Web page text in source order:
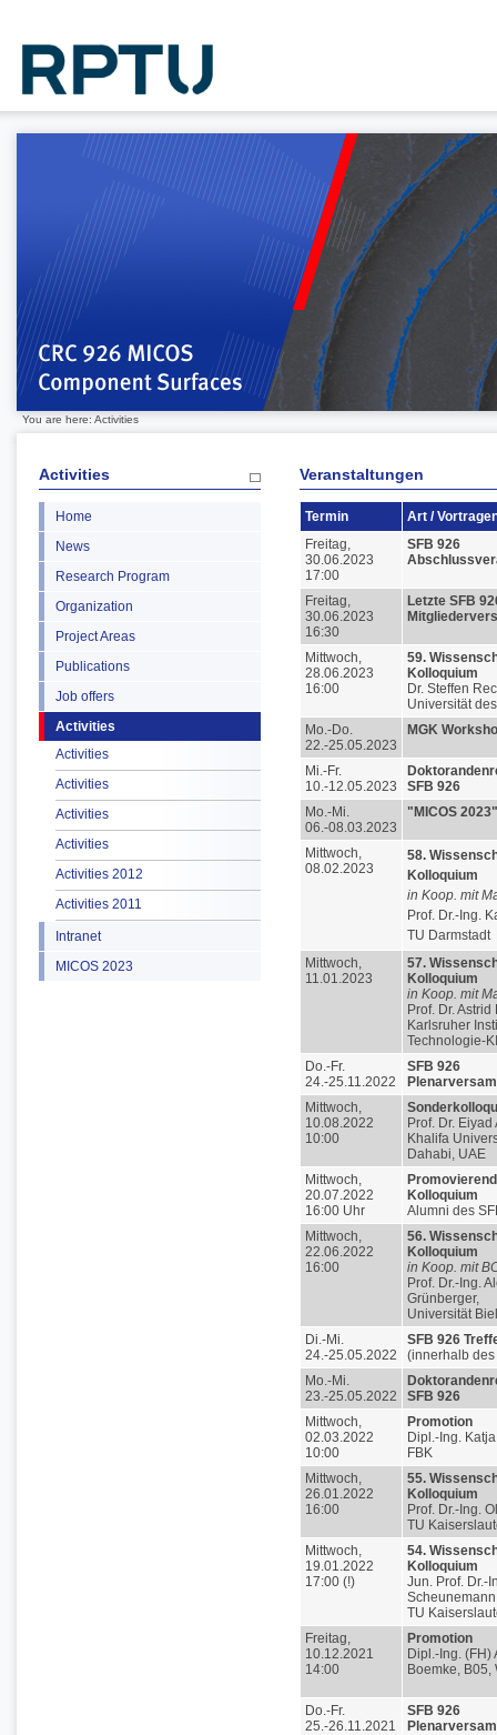
You are here: Activities
Activities
Home
News
Research Program
Organization
Project Areas
Publications
Job offers
Activities
Activities
Activities
Activities
Activities
Activities 2012
Activities 2011
Intranet
MICOS 2023
Veranstaltungen
Termin
Art /
Freitag,
30.06.2023
17:00
SFB 926
Freitag,
30.06.2023
16:30
Letzte SFB
Mittwoch,
28.06.2023
16:00
59.
Kolloquium
Dr. Steffen
Universität
Mo.-Do.
22.-25.05.2023
MGK
Mi.-Fr.
10.-12.05.2023
SFB 926
Mo.-Mi.
06.-08.03.2023
"MICOS 2023"
Mittwoch,
08.02.2023
58.
Kolloquium
in Koop. mit
Prof. Dr.-Ing.
TU Darmstadt
Mittwoch,
11.01.2023
57.
Kolloquium
in Koop. mit
Prof. Dr. Astrid
Karlsruher
Technologie-
Do.-Fr.
24.-25.11.2022
SFB 926
Mittwoch,
10.08.2022
10:00
Prof. Dr.
Khalifa
Dahabi, UAE
Mittwoch,
20.07.2022
16:00 Uhr
Kolloquium
Alumni des
Mittwoch,
22.06.2022
16:00
56.
Kolloquium
in Koop. mit
Prof. Dr.-Ing.
Grünberger,
Universität
Di.-Mi.
24.-25.05.2022
SFB 926
(innerhalb
Mo.-Mi.
23.-25.05.2022
SFB 926
Mittwoch,
02.03.2022
10:00
Promotion
Dipl.-Ing.
FBK
Mittwoch,
26.01.2022
16:00
55.
Kolloquium
Prof. Dr.-Ing.
TU
Mittwoch,
19.01.2022
17:00 (!)
54.
Kolloquium
Jun. Prof. Dr.-
TU
Freitag,
10.12.2021
14:00
Promotion
Dipl.-Ing. (FH)
Boemke, B05,
Do.-Fr.
25.-26.11.2021
SFB 926